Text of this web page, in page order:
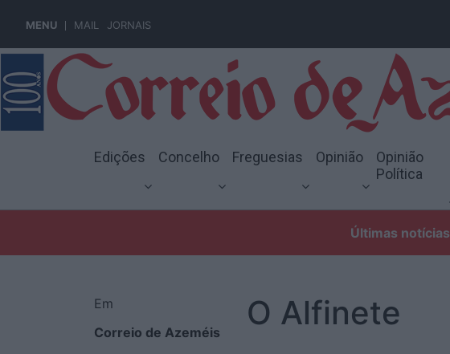
MENU MAIL JORNAIS
Edições Concelho Freguesias Opinião
Opinião
Política
Últimas notícias
Em
Correio de Azeméis
O Alfinete